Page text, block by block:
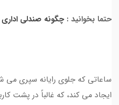
حتما بخوانید : چگونه صندلی
ساعاتی که جلوی رایانه سپری می
ایجاد می کند، که غالباً در پشت